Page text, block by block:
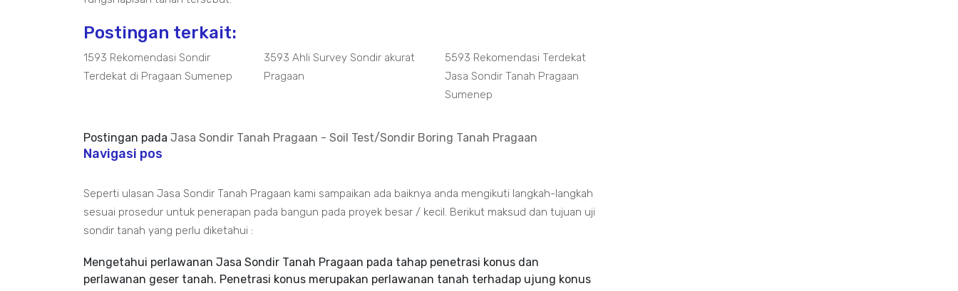
Postingan terkait:
1593 Rekomendasi Sondir
Terdekat di Pragaan Sumenep
3593 Ahli Survey Sondir akurat
Pragaan
5593 Rekomendasi Terdekat
Jasa Sondir Tanah Pragaan
Sumenep
Postingan pada Jasa Sondir Tanah Pragaan - Soil Test/Sondir Boring Tanah Pragaan
Navigasi pos
Seperti ulasan Jasa Sondir Tanah Pragaan kami sampaikan ada baiknya anda mengikuti langkah-langkah
sesuai prosedur untuk penerapan pada bangun pada proyek besar / kecil. Berikut maksud dan tujuan uji
sondir tanah yang perlu diketahui :
Mengetahui perlawanan Jasa Sondir Tanah Pragaan pada tahap penetrasi konus dan
perlawanan geser tanah. Penetrasi konus merupakan perlawanan tanah terhadap ujung konus